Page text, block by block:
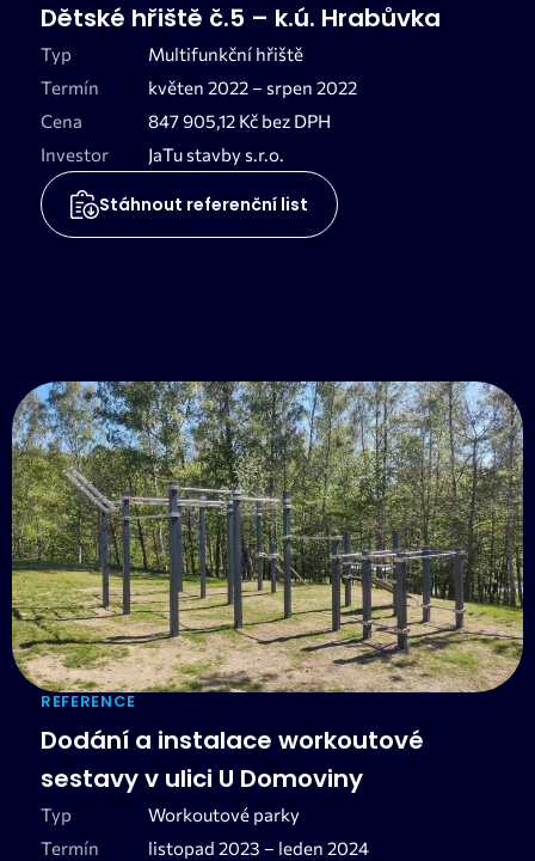
Dětské hřiště č.5 – k.ú. Hrabůvka
Typ
Multifunkční hřiště
Termín
květen 2022 –⁠⁠⁠⁠⁠⁠ srpen 2022
Cena
847 905,12 Kč bez DPH
Investor
JaTu stavby s.r.o.
Stáhnout referenční list
REFERENCE
Dodání a instalace workoutové
sestavy v ulici U Domoviny
Typ
Workoutové parky
Termín
listopad 2023 –⁠⁠⁠⁠⁠⁠ leden 2024